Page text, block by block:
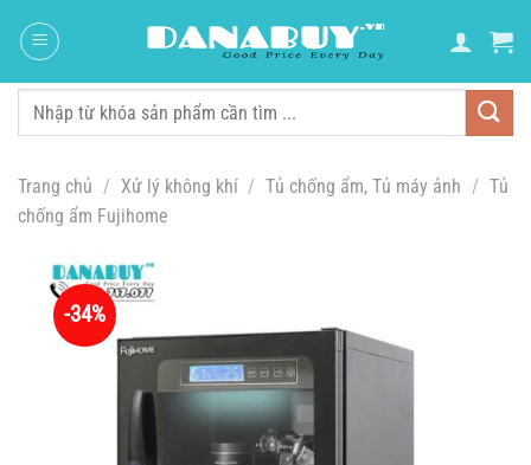
đến
dung
Tìm
Trang chủ / Xử lý không khí / Tủ chống ẩm, Tủ máy ảnh / Tủ
chống ẩm Fujihome
-34%